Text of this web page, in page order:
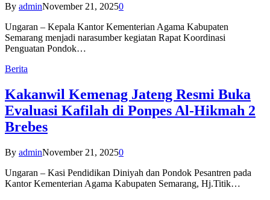
By adminNovember 21, 20250
Ungaran – Kepala Kantor Kementerian Agama Kabupaten
Semarang menjadi narasumber kegiatan Rapat Koordinasi
Penguatan Pondok…
Berita
Kakanwil Kemenag Jateng Resmi Buka
Evaluasi Kafilah di Ponpes Al-Hikmah 2
Brebes
By adminNovember 21, 20250
Ungaran – Kasi Pendidikan Diniyah dan Pondok Pesantren pada
Kantor Kementerian Agama Kabupaten Semarang, Hj.Titik…